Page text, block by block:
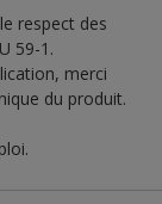
respect des
59-1.
merci
du produit.